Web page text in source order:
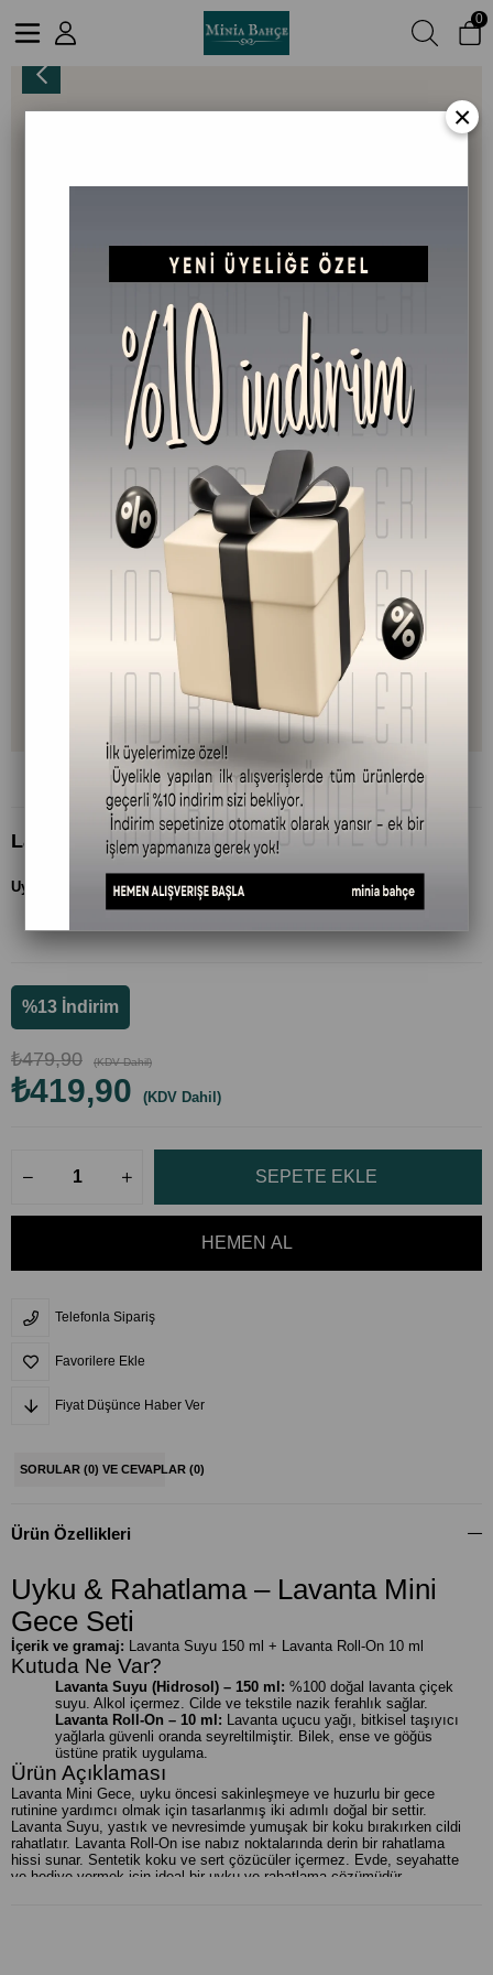
0
Lavanta Suyu 150 ml + Lavanta Roll-On 10 ml
Uyku & Rahatlama – Lavanta Mini Gece Seti
%13 İndirim
₺479,90 (KDV Dahil)
₺419,90 (KDV Dahil)
Telefonla Sipariş
Favorilere Ekle
Fiyat Düşünce Haber Ver
SORULAR (0) VE CEVAPLAR (0)
Ürün Özellikleri
Uyku & Rahatlama – Lavanta Mini
Gece Seti
İçerik ve gramaj: Lavanta Suyu 150 ml + Lavanta Roll-On 10 ml
Kutuda Ne Var?
Lavanta Suyu (Hidrosol) – 150 ml: %100 doğal lavanta çiçek
suyu. Alkol içermez. Cilde ve tekstile nazik ferahlık sağlar.
Lavanta Roll-On – 10 ml: Lavanta uçucu yağı, bitkisel taşıyıcı
yağlarla güvenli oranda seyreltilmiştir. Bilek, ense ve göğüs
üstüne pratik uygulama.
Ürün Açıklaması
Lavanta Mini Gece, uyku öncesi sakinleşmeye ve huzurlu bir gece
rutinine yardımcı olmak için tasarlanmış iki adımlı doğal bir settir.
Lavanta Suyu, yastık ve nevresimde yumuşak bir koku bırakırken cildi
rahatlatır. Lavanta Roll-On ise nabız noktalarında derin bir rahatlama
hissi sunar. Sentetik koku ve sert çözücüler içermez. Evde, seyahatte
ve hediye vermek için ideal bir uyku ve rahatlama çözümüdür.
×